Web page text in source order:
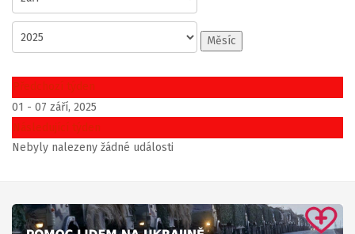
Měsíc
Předchozí týden
01 - 07 září, 2025
Následující týden
Nebyly nalezeny žádné události